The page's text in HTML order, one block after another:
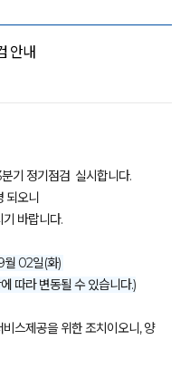
안내
기 정기점검 실시합니다.
되오니
바랍니다.
02일(화)
따라 변동될 수 있습니다.)
스제공을 위한 조치이오니, 양